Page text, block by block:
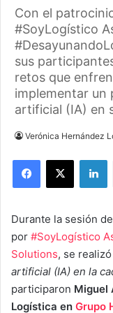
Con el
#SoyLogístico
sus
retos que
implementar un
artificial (IA) en
Verónica Hernández
Durante la sesión de
por #SoyLogístico
Solutions, se
artificial (IA) en la
participaron Miguel
Logística en Grupo